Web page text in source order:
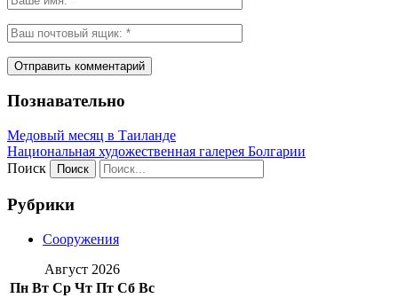
Познавательно
Медовый месяц в Таиланде
Национальная художественная галерея Болгарии
Поиск
Рубрики
Сооружения
Август 2026
Пн Вт Ср Чт Пт Сб Вс